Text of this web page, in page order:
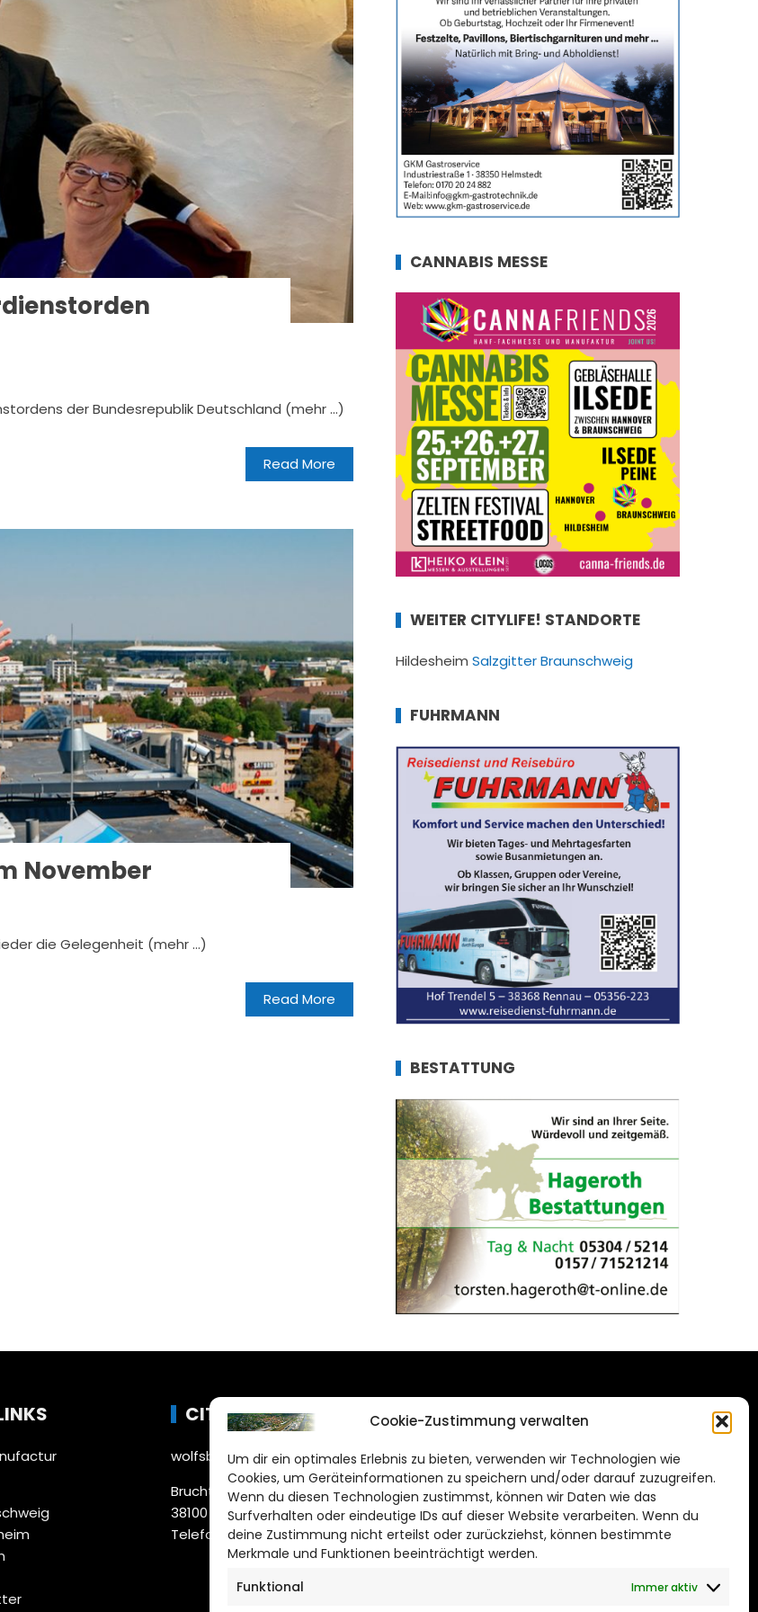
Cookie-Zustimmung verwalten
Um dir ein optimales Erlebnis zu bieten, verwenden wir Technologien wie
Cookies, um Geräteinformationen zu speichern und/oder darauf zuzugreifen.
Wenn du diesen Technologien zustimmst, können wir Daten wie das
Surfverhalten oder eindeutige IDs auf dieser Website verarbeiten. Wenn du
deine Zustimmung nicht erteilst oder zurückziehst, können bestimmte
Merkmale und Funktionen beeinträchtigt werden.
Funktional
Immer aktiv
der Bundesrepublik Deutschland (mehr …)
Read More
November
die Gelegenheit (mehr …)
Read More
CANNABIS MESSE
WEITER CITYLIFE! STANDORTE
Hildesheim SalzgitterBraunschweig
FUHRMANN
BESTATTUNG
CITYLIFE!
wolfsburg@citylifemedien.de
Bruchtorwall 12
38100 Braunschweig
Telefon: 0531 387220 – 65
DAS STADTMAGAZIN
FÜR WOLFSBURG
Impressum
Datenschutzerklärung
Cookie Richtlinie
CITYLIFE! BEI FACEBOOK